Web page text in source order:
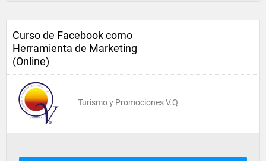
Curso de Facebook como
Herramienta de Marketing
(Online)
Turismo y Promociones V.Q